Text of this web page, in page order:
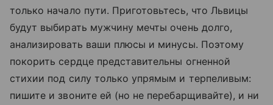
только начало пути. Приготовьтесь, что Львицы
будут выбирать мужчину мечты очень долго,
анализировать ваши плюсы и минусы. Поэтому
покорить сердце представительны огненной
стихии под силу только упрямым и терпеливым:
пишите и звоните ей (но не перебарщивайте), и ни